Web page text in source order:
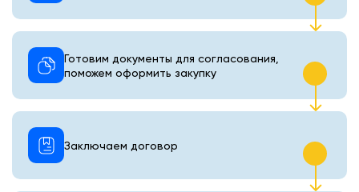
Готовим документы для согласования,
поможем оформить закупку
Заключаем договор